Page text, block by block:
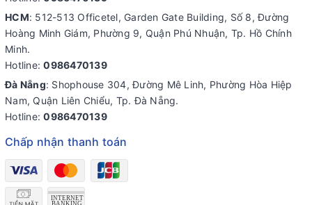
HCM: 512-513 Officetel, Garden Gate Building, Số 8, Đường
Hoàng Minh Giám, Phường 9, Quận Phú Nhuận, Tp. Hồ Chính
Minh.
Hotline:0986470139
Đà Nẵng: Shophouse 304, Đường Mê Linh, Phường Hòa Hiệp
Nam, Quận Liên Chiểu, Tp. Đà Nẵng.
Hotline:0986470139
Chấp nhận thanh toán